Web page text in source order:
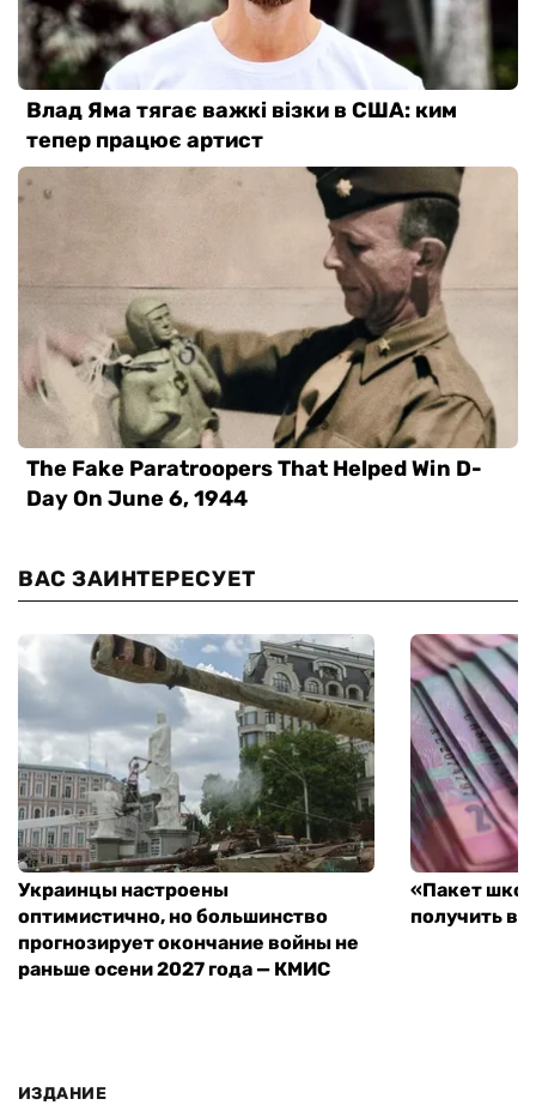
ВАС ЗАИНТЕРЕСУЕТ
Украинцы настроены
оптимистично, но большинство
прогнозирует окончание войны не
раньше осени 2027 года — КМИС
«Пакет
получить
ИЗДАНИЕ